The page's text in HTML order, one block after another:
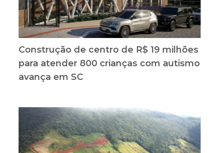
Construção de centro de R$ 19 milhões
para atender 800 crianças com autismo
avança em SC